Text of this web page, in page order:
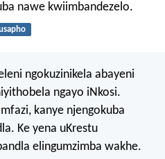
nawe kwiimbandezelo.
ngokuzinikela abayeni
ngayo iNkosi.
kanye njengokuba
Ke yena uKrestu
elingumzimba wakhe.